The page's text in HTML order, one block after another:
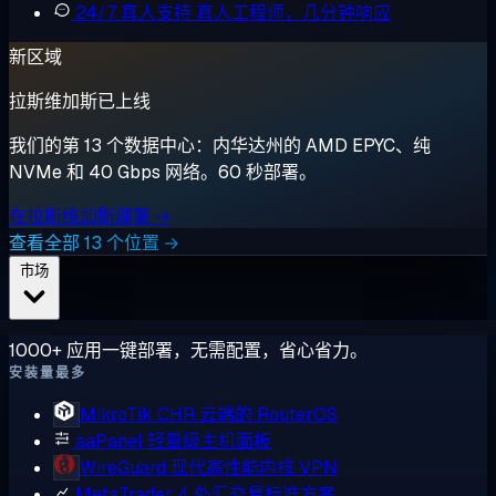
24/7 真人支持 真人工程师，几分钟响应
新区域
拉斯维加斯已上线
我们的第 13 个数据中心：内华达州的 AMD EPYC、纯
NVMe 和 40 Gbps 网络。60 秒部署。
在拉斯维加斯部署 →
查看全部 13 个位置 →
1000+ 应用一键部署，无需配置，省心省力。
安装量最多
MikroTik CHR 云端的 RouterOS
aaPanel轻量级主机面板
WireGuard 现代高性能内核 VPN